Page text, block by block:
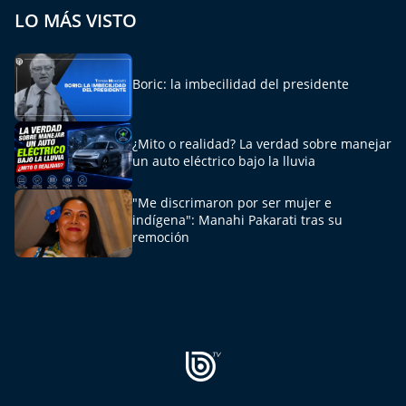
Agenda Propia
Chile, Historia de 30 años
Carrera a La Moneda
Aquí Estamos
LO MÁS VISTO
Boric: la imbecilidad del presidente
¿Mito o realidad? La verdad sobre manejar
un auto eléctrico bajo la lluvia
"Me discrimaron por ser mujer e
indígena": Manahi Pakarati tras su
remoción